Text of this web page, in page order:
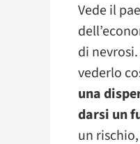
Vede il
di
vederlo
una
darsi un
un